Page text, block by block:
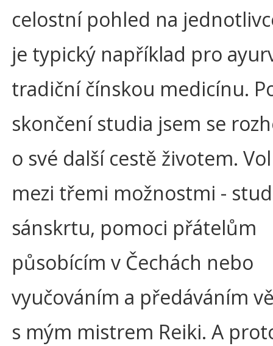
celostní pohled na
je typický například pro
tradiční čínskou medicínu.
skončení studia jsem se
o své další cestě životem.
mezi třemi možnostmi -
sánskrtu, pomoci přátelům
působícím v Čechách nebo
vyučováním a předáváním
s mým mistrem Reiki. A